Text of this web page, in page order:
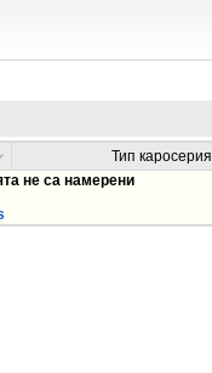
Тип каросерия
не са намерени